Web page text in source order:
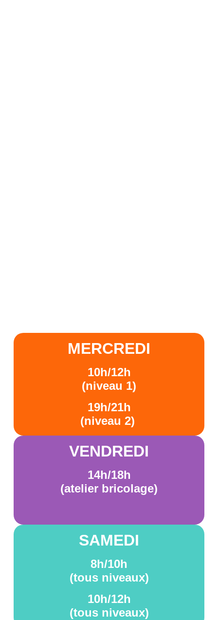
MERCREDI
10h/12h
(niveau 1)
19h/21h
(niveau 2)
VENDREDI
14h/18h
(atelier bricolage)
SAMEDI
8h/10h
(tous niveaux)
10h/12h
(tous niveaux)